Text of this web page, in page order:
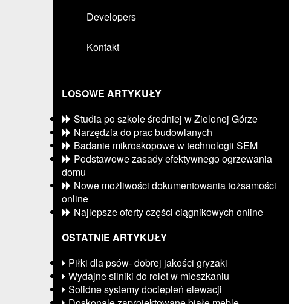
Developers
Kontakt
LOSOWE ARTYKUŁY
Studia po szkole średniej w Zielonej Górze
Narzędzia do prac budowlanych
Badanie mikroskopowe w technologii SEM
Podstawowe zasady efektywnego ogrzewania
domu
Nowe możliwości dokumentowania tożsamości
online
Najlepsze oferty części ciągnikowych online
OSTATNIE ARTYKUŁY
Piłki dla psów- dobrej jakości gryzaki
Wydajne silniki do rolet w mieszkaniu
Solidne systemy dociepleń elewacji